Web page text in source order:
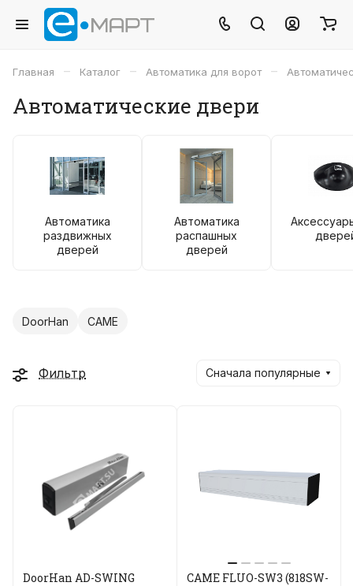
Главная – Каталог – Автоматика для ворот –
Автоматические двери
Автоматика
раздвижных
дверей
Автоматика
распашных
дверей
DoorHan CAME
Фильтр Сначала популярные
DoorHan AD-SWING
CAME FLUO-SW3 (818SW-